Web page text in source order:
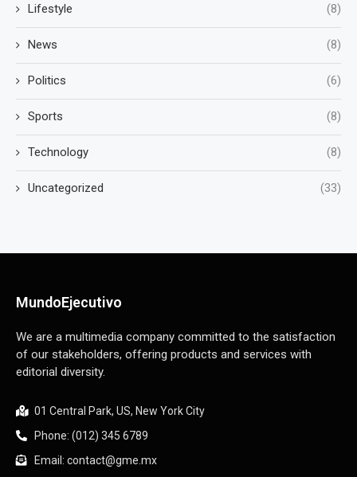
Lifestyle (8)
News (8)
Politics (6)
Sports (8)
Technology (8)
Uncategorized (33)
MundoEjecutivo
We are a multimedia company committed to the satisfaction
of our stakeholders, offering products and services with
editorial diversity.
01 Central Park, US, New York City
Phone: (012) 345 6789
Email: contact@gme.mx